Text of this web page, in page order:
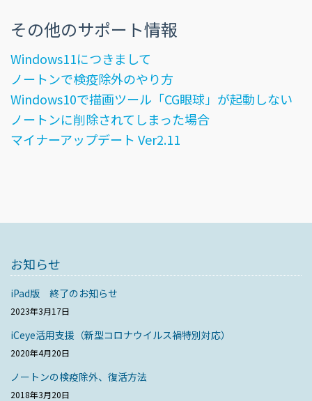
その他のサポート情報
Windows11につきまして
ノートンで検疫除外のやり方
Windows10で描画ツール「CG眼球」が起動しない
ノートンに削除されてしまった場合
マイナーアップデート Ver2.11
お知らせ
iPad版 終了のお知らせ
2023年3月17日
iCeye活用支援（新型コロナウイルス禍特別対応）
2020年4月20日
ノートンの検疫除外、復活方法
2018年3月20日